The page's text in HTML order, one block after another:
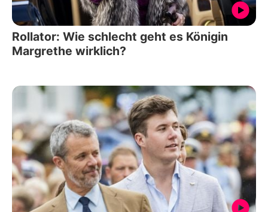
Rollator: Wie schlecht geht es Königin
Margrethe wirklich?